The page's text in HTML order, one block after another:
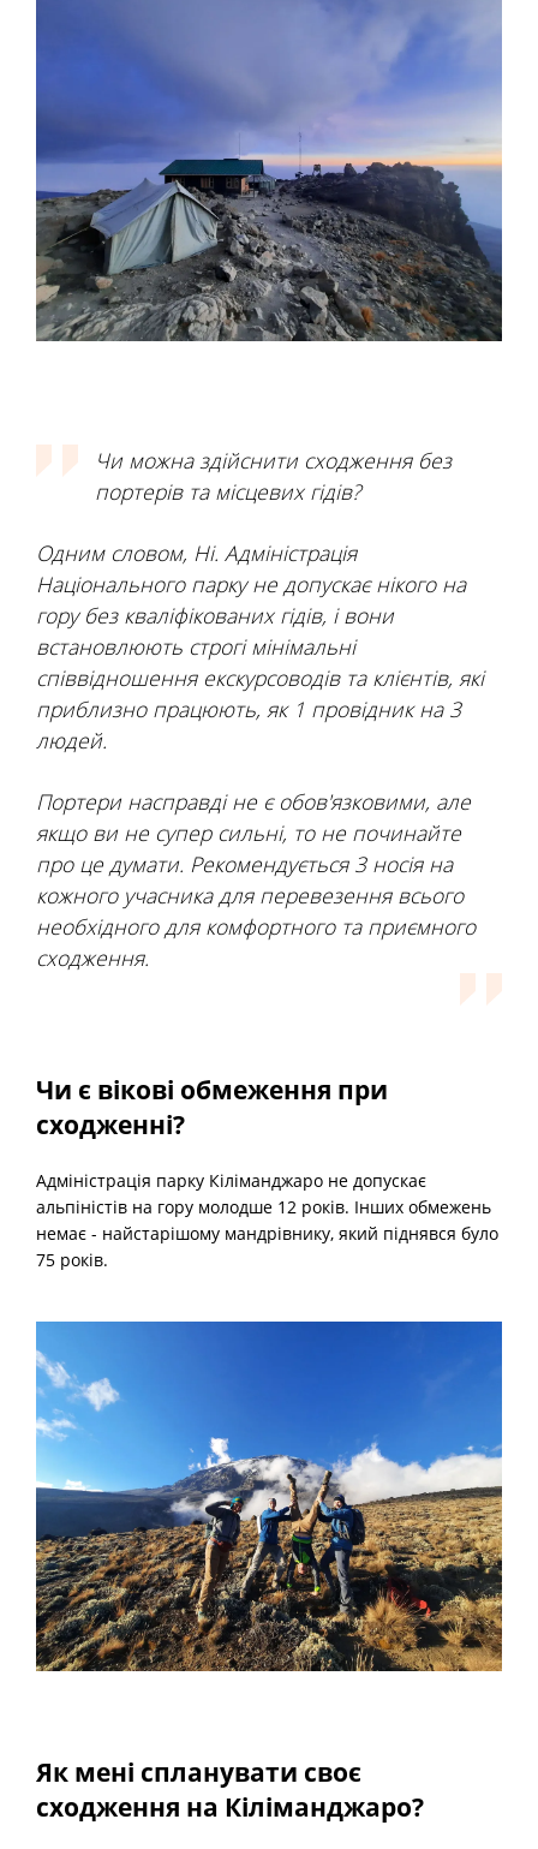
Чи можна здійснити сходження без
портерів та місцевих гідів?
Одним словом, Ні. Адміністрація
Національного парку не допускає нікого на
гору без кваліфікованих гідів, і вони
встановлюють строгі мінімальні
співвідношення екскурсоводів та клієнтів, які
приблизно працюють, як 1 провідник на 3
людей.
Портери насправді не є обов'язковими, але
якщо ви не супер сильні, то не починайте
про це думати. Рекомендується 3 носія на
кожного учасника для перевезення всього
необхідного для комфортного та приємного
сходження.
Чи є вікові обмеження при
сходженні?
Адміністрація парку Кіліманджаро не допускає
альпіністів на гору молодше 12 років. Інших обмежень
немає - найстарішому мандрівнику, який піднявся було
75 років.
Як мені спланувати своє
сходження на Кіліманджаро?